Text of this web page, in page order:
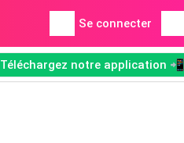
Se connecter
Téléchargez notre application 📲